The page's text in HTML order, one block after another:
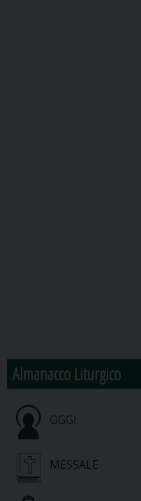
Almanacco Liturgico
OGGI:
MESSALE